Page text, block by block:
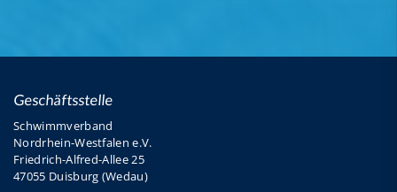
Geschäftsstelle
Schwimmverband
Nordrhein-Westfalen e.V.
Friedrich-Alfred-Allee 25
47055 Duisburg (Wedau)